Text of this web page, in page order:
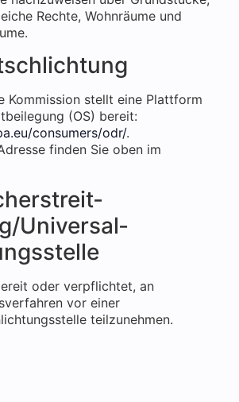
Rechte, Wohnräume und
Kommission stellt eine Plattform
(OS) bereit:
consumers/odr/.
finden Sie oben im
Universal­
oder verpflichtet, an
vor einer
teilzunehmen.